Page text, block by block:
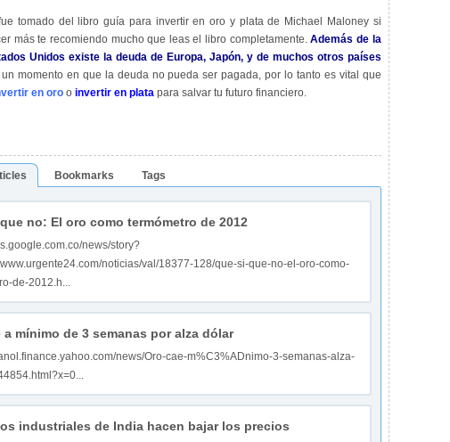
tomado del libro guía para invertir en oro y plata de Michael Maloney si
más te recomiendo mucho que leas el libro completamente.Además de la
Unidos existe la deuda de Europa, Japón, y de muchos otros países
un momento en que la deuda no pueda ser pagada, por lo tanto es vital que
en oro o invertir en plata para salvar tu futuro financiero.
Bookmarks Tags
no: El oro como termómetro de 2012
news/story?
noticias/val/18377-128/que-si-que-no-el-oro-como-
de-2012.h...
a mínimo de 3 semanas por alza dólar
news/Oro-cae-m%C3%ADnimo-3-semanas-alza-
industriales de India hacen bajar los precios